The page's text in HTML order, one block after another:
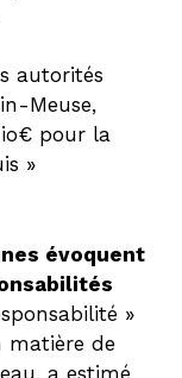
autorités
Meuse,
pour la
»
évoquent
»
matière de
a estimé